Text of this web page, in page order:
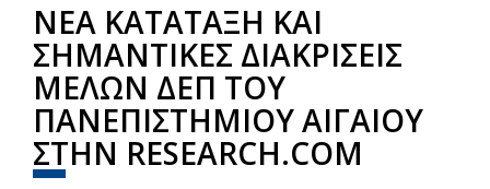
ΝΕΑ ΚΑΤΑΤΑΞΗ ΚΑΙ
ΣΗΜΑΝΤΙΚΕΣ ΔΙΑΚΡΙΣΕΙΣ
ΜΕΛΩΝ ΔΕΠ ΤΟΥ
ΠΑΝΕΠΙΣΤΗΜΙΟΥ ΑΙΓΑΙΟΥ
ΣΤΗΝ RESEARCH.COM